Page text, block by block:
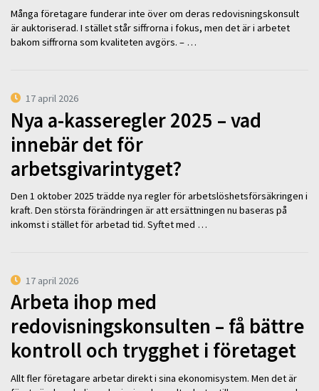
Många företagare funderar inte över om deras redovisningskonsult
är auktoriserad. I stället står siffrorna i fokus, men det är i arbetet
bakom siffrorna som kvaliteten avgörs. – …
17 april 2026
Nya a-kasseregler 2025 – vad
innebär det för
arbetsgivarintyget?
Den 1 oktober 2025 trädde nya regler för arbetslöshetsförsäkringen i
kraft. Den största förändringen är att ersättningen nu baseras på
inkomst i stället för arbetad tid. Syftet med …
17 april 2026
Arbeta ihop med
redovisningskonsulten – få bättre
kontroll och trygghet i företaget
Allt fler företagare arbetar direkt i sina ekonomisystem. Men det är